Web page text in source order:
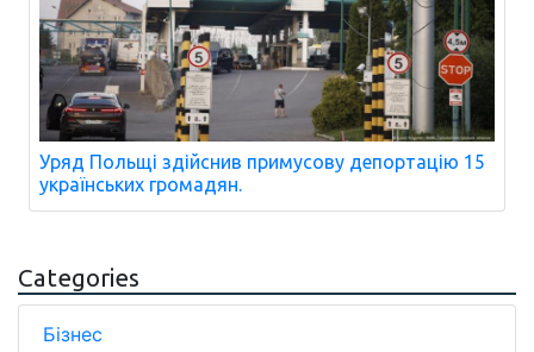
Уряд Польщі здійснив примусову депортацію 15
українських громадян.
Categories
Бізнес